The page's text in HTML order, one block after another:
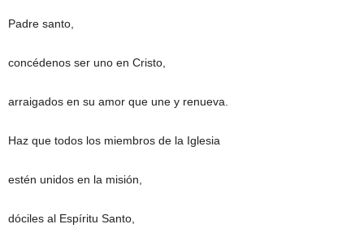
Padre santo,
concédenos ser uno en Cristo,
arraigados en su amor que une y renueva.
Haz que todos los miembros de la Iglesia
estén unidos en la misión,
dóciles al Espíritu Santo,